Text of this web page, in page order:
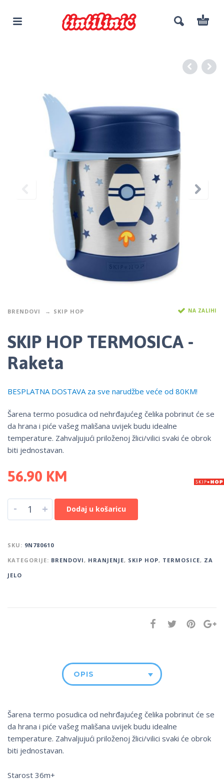
BRENDOVI SKIP HOP NA ZALIHI
SKIP HOP TERMOSICA -
Raketa
BESPLATNA DOSTAVA za sve narudžbe veće od 80KM!
Šarena termo posudica od nehrđajućeg čelika pobrinut će se
da hrana i piće vašeg mališana uvijek budu idealne
temperature. Zahvaljujući priloženoj žlici/vilici svaki će obrok
biti jednostavan.
56.90 KM
- + Dodaj u košaricu
SKU: 9N780610
KATEGORIJE: BRENDOVI, HRANJENJE, SKIP HOP, TERMOSICE, ZA
JELO
OPIS
Šarena termo posudica od nehrđajućeg čelika pobrinut će se
da hrana i piće vašeg mališana uvijek budu idealne
temperature. Zahvaljujući priloženoj žlici/vilici svaki će obrok
biti jednostavan.
Starost 36m+